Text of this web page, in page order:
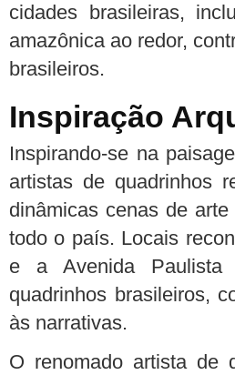
cidades brasileiras,
amazônica ao redor,
brasileiros.
Inspiração
Inspirando-se na
artistas de quadrinhos
dinâmicas cenas de
todo o país. Locais
e a Avenida Paulista
quadrinhos brasileiros,
às narrativas.
O renomado artista de